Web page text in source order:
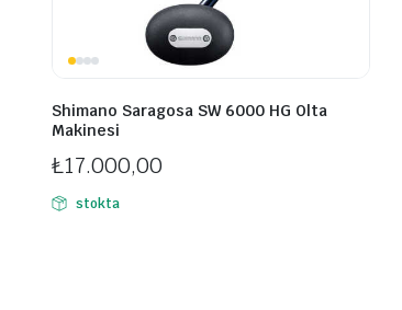
Shimano Saragosa SW 6000 HG Olta
Makinesi
₺17.000,00
stokta